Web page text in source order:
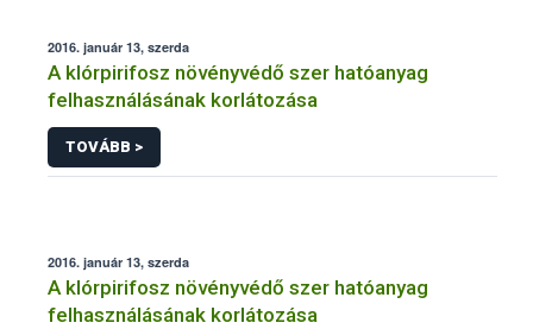
2016. január 13, szerda
A klórpirifosz növényvédő szer hatóanyag
felhasználásának korlátozása
TOVÁBB >
2016. január 13, szerda
A klórpirifosz növényvédő szer hatóanyag
felhasználásának korlátozása